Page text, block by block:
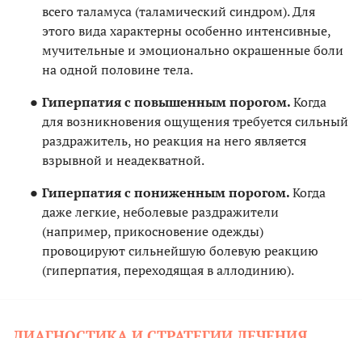
всего таламуса (таламический синдром). Для
этого вида характерны особенно интенсивные,
мучительные и эмоционально окрашенные боли
на одной половине тела.
Гиперпатия с повышенным порогом.Когда
для возникновения ощущения требуется сильный
раздражитель, но реакция на него является
взрывной и неадекватной.
Гиперпатия с пониженным порогом.Когда
даже легкие, неболевые раздражители
(например, прикосновение одежды)
провоцируют сильнейшую болевую реакцию
(гиперпатия, переходящая в аллодинию).